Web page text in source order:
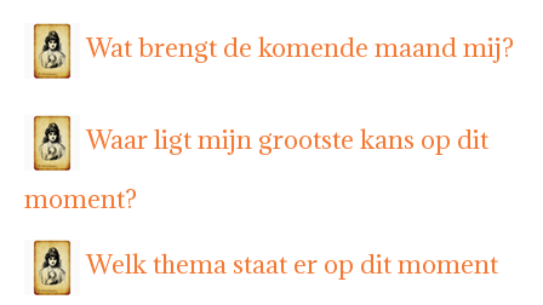
Wat brengt de komende maand mij?
Waar ligt mijn grootste kans op dit
moment?
Welk thema staat er op dit moment